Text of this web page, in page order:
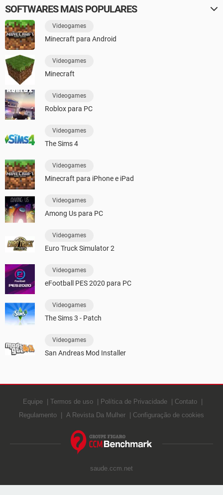
SOFTWARES MAIS POPULARES
Videogames
Minecraft para Android
Videogames
Minecraft
Videogames
Roblox para PC
Videogames
The Sims 4
Videogames
Minecraft para iPhone e iPad
Videogames
Among Us para PC
Videogames
Euro Truck Simulator 2
Videogames
eFootball PES 2020 para PC
Videogames
The Sims 3 - Patch
Videogames
San Andreas Mod Installer
Equipe Termos de uso Política de Privacidade
Contato
Regulamento
A Revista Da Mulher Configuração de cookies
saude.ccm.net